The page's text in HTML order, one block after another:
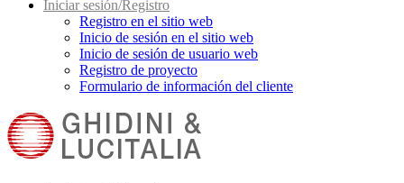
Iniciar sesión/Registro
Registro en el sitio web
Inicio de sesión en el sitio web
Inicio de sesión de usuario web
Registro de proyecto
Formulario de información del cliente